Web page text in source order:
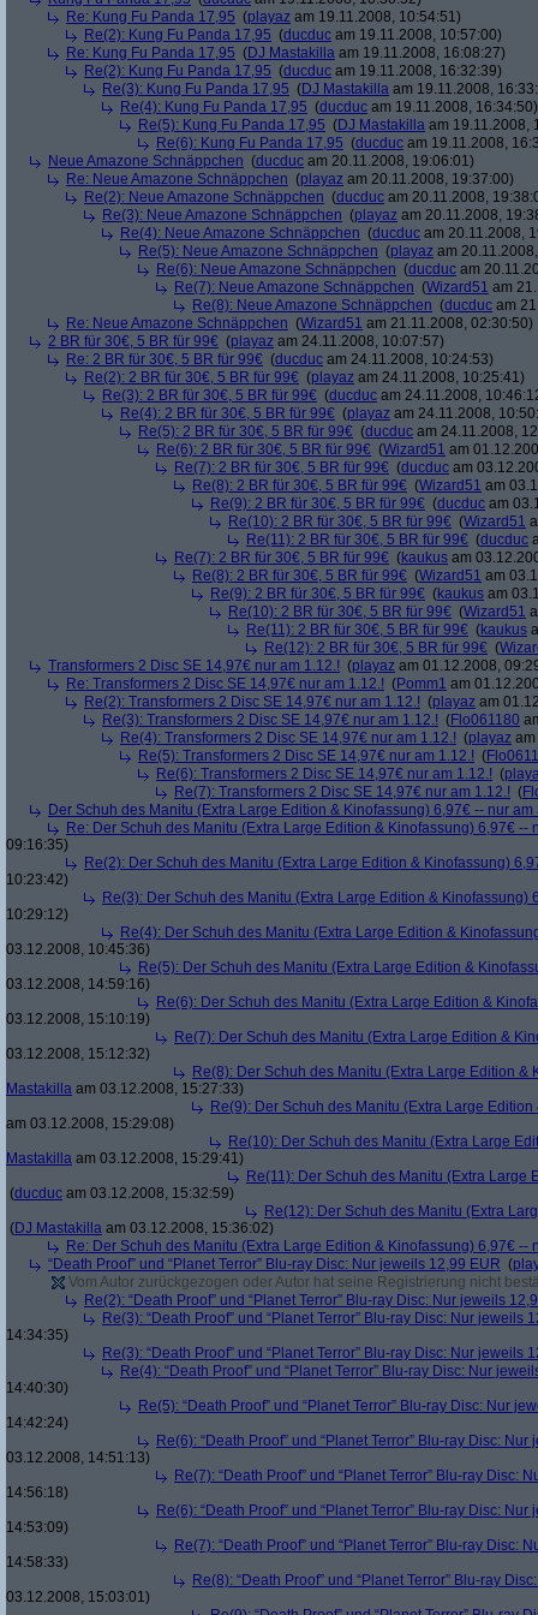
Re: Kung Fu Panda 17,95 (playaz am 19.11.2008, 10:54:51)
Re(2): Kung Fu Panda 17,95 (ducduc am 19.11.2008, 10:57:00)
Re: Kung Fu Panda 17,95 (DJ Mastakilla am 19.11.2008, 16:08:27)
Re(2): Kung Fu Panda 17,95 (ducduc am 19.11.2008, 16:32:39)
Re(3): Kung Fu Panda 17,95 (DJ Mastakilla am 19.11.2008,
Re(4): Kung Fu Panda 17,95 (ducduc am 19.11.2008, 16:34:50)
Re(5): Kung Fu Panda 17,95 (DJ Mastakilla am 19.11.2008,
Re(6): Kung Fu Panda 17,95 (ducduc am 19.11.2008,
Neue Amazone Schnäppchen (ducduc am 20.11.2008, 19:06:01)
Re: Neue Amazone Schnäppchen (playaz am 20.11.2008, 19:37:00)
Re(2): Neue Amazone Schnäppchen (ducduc am 20.11.2008,
Re(3): Neue Amazone Schnäppchen (playaz am 20.11.2008,
Re(4): Neue Amazone Schnäppchen (ducduc am 20.11.2008,
Re(5): Neue Amazone Schnäppchen (playaz am
Re(6): Neue Amazone Schnäppchen (ducduc am
Re(7): Neue Amazone Schnäppchen (Wizard51 am
Re(8): Neue Amazone Schnäppchen (ducduc am
Re: Neue Amazone Schnäppchen (Wizard51 am 21.11.2008, 02:30:50)
2 BR für 30€, 5 BR für 99€ (playaz am 24.11.2008, 10:07:57)
Re: 2 BR für 30€, 5 BR für 99€ (ducduc am 24.11.2008, 10:24:53)
Re(2): 2 BR für 30€, 5 BR für 99€ (playaz am 24.11.2008, 10:25:41)
Re(3): 2 BR für 30€, 5 BR für 99€ (ducduc am 24.11.2008,
Re(4): 2 BR für 30€, 5 BR für 99€ (playaz am 24.11.2008,
Re(5): 2 BR für 30€, 5 BR für 99€ (ducduc am 24.11.2008,
Re(6): 2 BR für 30€, 5 BR für 99€ (Wizard51 am
Re(7): 2 BR für 30€, 5 BR für 99€ (ducduc am
Re(8): 2 BR für 30€, 5 BR für 99€ (Wizard51 am
Re(9): 2 BR für 30€, 5 BR für 99€ (ducduc am
Re(10): 2 BR für 30€, 5 BR für 99€ (Wizard51
Re(11): 2 BR für 30€, 5 BR für 99€ (ducduc
Re(7): 2 BR für 30€, 5 BR für 99€ (kaukus am
Re(8): 2 BR für 30€, 5 BR für 99€ (Wizard51 am
Re(9): 2 BR für 30€, 5 BR für 99€ (kaukus am
Re(10): 2 BR für 30€, 5 BR für 99€ (Wizard51
Re(11): 2 BR für 30€, 5 BR für 99€ (kaukus
Re(12): 2 BR für 30€, 5 BR für 99€ (
Transformers 2 Disc SE 14,97€ nur am 1.12.! (playaz am 01.12.2008,
Re: Transformers 2 Disc SE 14,97€ nur am 1.12.! (Pomm1 am
Re(2): Transformers 2 Disc SE 14,97€ nur am 1.12.! (playaz am
Re(3): Transformers 2 Disc SE 14,97€ nur am 1.12.! (Flo061180
Re(4): Transformers 2 Disc SE 14,97€ nur am 1.12.! (playaz
Re(5): Transformers 2 Disc SE 14,97€ nur am 1.12.! (
Re(6): Transformers 2 Disc SE 14,97€ nur am 1.12.! (
Re(7): Transformers 2 Disc SE 14,97€ nur am 1.12.! (
Der Schuh des Manitu (Extra Large Edition & Kinofassung) 6,97€ -- nur am
Re: Der Schuh des Manitu (Extra Large Edition & Kinofassung) 6,97€ --
09:16:35)
Re(2): Der Schuh des Manitu (Extra Large Edition & Kinofassung)
10:23:42)
Re(3): Der Schuh des Manitu (Extra Large Edition & Kinofassung)
10:29:12)
Re(4): Der Schuh des Manitu (Extra Large Edition &
03.12.2008, 10:45:36)
Re(5): Der Schuh des Manitu (Extra Large Edition &
03.12.2008, 14:59:16)
Re(6): Der Schuh des Manitu (Extra Large Edition &
03.12.2008, 15:10:19)
Re(7): Der Schuh des Manitu (Extra Large Edition &
03.12.2008, 15:12:32)
Re(8): Der Schuh des Manitu (Extra Large Edition &
Mastakilla am 03.12.2008, 15:27:33)
Re(9): Der Schuh des Manitu (Extra Large
am 03.12.2008, 15:29:08)
Re(10): Der Schuh des Manitu (Extra Large
Mastakilla am 03.12.2008, 15:29:41)
Re(11): Der Schuh des Manitu (Extra Large
(ducduc am 03.12.2008, 15:32:59)
Re(12): Der Schuh des Manitu (Extra
(DJ Mastakilla am 03.12.2008, 15:36:02)
Re: Der Schuh des Manitu (Extra Large Edition & Kinofassung) 6,97€ --
“Death Proof” und “Planet Terror” Blu-ray Disc: Nur jeweils 12,99 EUR (
Vom Autor zurückgezogen oder Autor hat seine Registrierung nicht
Re(2): “Death Proof” und “Planet Terror” Blu-ray Disc: Nur jeweils
Re(3): “Death Proof” und “Planet Terror” Blu-ray Disc: Nur jeweils
14:34:35)
Re(3): “Death Proof” und “Planet Terror” Blu-ray Disc: Nur jeweils
Re(4): “Death Proof” und “Planet Terror” Blu-ray Disc: Nur
14:40:30)
Re(5): “Death Proof” und “Planet Terror” Blu-ray Disc: Nur
14:42:24)
Re(6): “Death Proof” und “Planet Terror” Blu-ray Disc:
03.12.2008, 14:51:13)
Re(7): “Death Proof” und “Planet Terror” Blu-ray Disc:
14:56:18)
Re(6): “Death Proof” und “Planet Terror” Blu-ray Disc:
14:53:09)
Re(7): “Death Proof” und “Planet Terror” Blu-ray Disc:
14:58:33)
Re(8): “Death Proof” und “Planet Terror” Blu-ray
03.12.2008, 15:03:01)